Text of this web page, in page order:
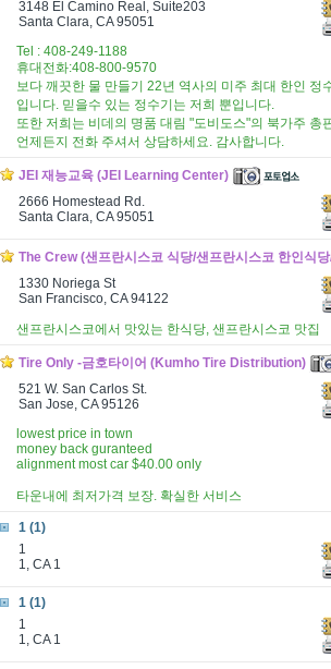
3148 El Camino Real, Suite203
Santa Clara, CA 95051
Tel : 408-249-1188
휴대전화:408-800-9570
보다 깨끗한 물 만들기 22년 역사의 미주 최대 한인 정
입니다. 믿을수 있는 정수기는 저희 뿐입니다.
또한 저희는 비데의 명품 대림 "도비도스"의 북가주 총
언제든지 전화 주셔서 상담하세요. 감사합니다.
JEI 재능교육 (JEI Learning Center)
2666 Homestead Rd.
Santa Clara, CA 95051
The Crew (샌프란시스코 식당/샌프란시스코 한인식
1330 Noriega St
San Francisco, CA 94122
샌프란시스코에서 맛있는 한식당, 샌프란시스코 맛집
Tire Only -금호타이어 (Kumho Tire Distribution)
521 W. San Carlos St.
San Jose, CA 95126
lowest price in town
money back guranteed
alignment most car $40.00 only
타운내에 최저가격 보장. 확실한 서비스
1 (1)
1
1, CA 1
1 (1)
1
1, CA 1